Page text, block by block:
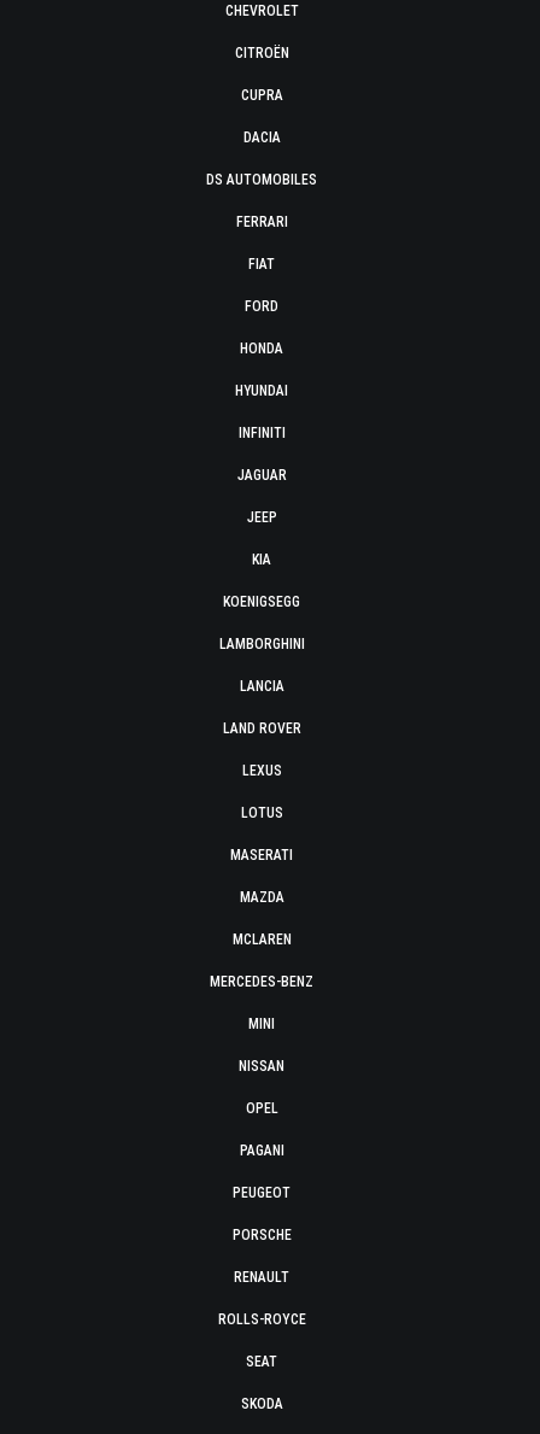
CHEVROLET
CITROËN
CUPRA
DACIA
DS AUTOMOBILES
FERRARI
FIAT
FORD
HONDA
HYUNDAI
INFINITI
JAGUAR
JEEP
KIA
KOENIGSEGG
LAMBORGHINI
LANCIA
LAND ROVER
LEXUS
LOTUS
MASERATI
MAZDA
MCLAREN
MERCEDES-BENZ
MINI
NISSAN
OPEL
PAGANI
PEUGEOT
PORSCHE
RENAULT
ROLLS-ROYCE
SEAT
SKODA